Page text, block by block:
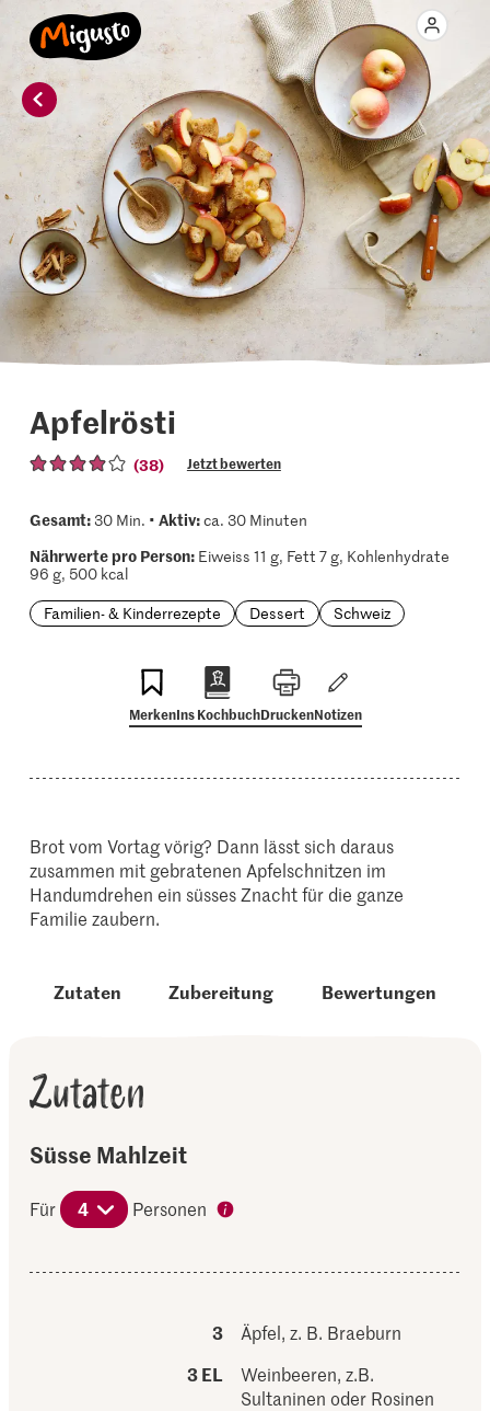
Apfelrösti
(38) Jetzt bewerten
Gesamt:30 Min. • Aktiv:ca. 30 Minuten
Nährwerte pro Person:Eiweiss 11 g, Fett 7 g, Kohlenhydrate
96 g, 500 kcal
Familien- & Kinderrezepte
Dessert Schweiz
MerkenIns KochbuchDruckenNotizen
Brot vom Vortag vörig? Dann lässt sich daraus
zusammen mit gebratenen Apfelschnitzen im
Handumdrehen ein süsses Znacht für die ganze
Familie zaubern.
Zutaten Zubereitung Bewertungen
Zutaten
Süsse Mahlzeit
Für 4 Personen
3
Äpfel, z. B. Braeburn
3 EL
Weinbeeren, z.B.
Sultaninen oder Rosinen